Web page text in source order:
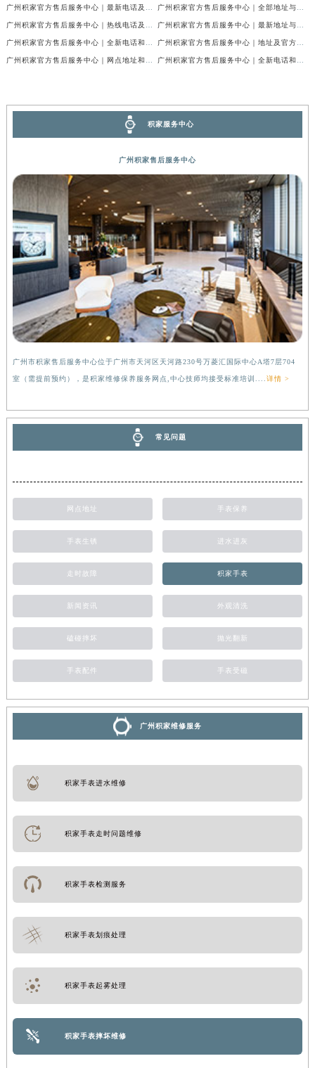
积家服务中心
广州积家售后服务中心
广州市积家售后服务中心位于广州市天河区天河路230号万菱汇国际中心A塔7层704
室（需提前预约），是积家维修保养服务网点,中心技师均接受标准培训.... 详情 >
常见问题
网点地址 手表保养
手表生锈 进水进灰
走时故障 积家手表
新闻资讯 外观清洗
磕碰摔坏 抛光翻新
手表配件 手表受磁
广州积家维修服务
积家手表进水维修
积家手表走时问题维修
积家手表检测服务
积家手表划痕处理
积家手表起雾处理
积家手表摔坏维修